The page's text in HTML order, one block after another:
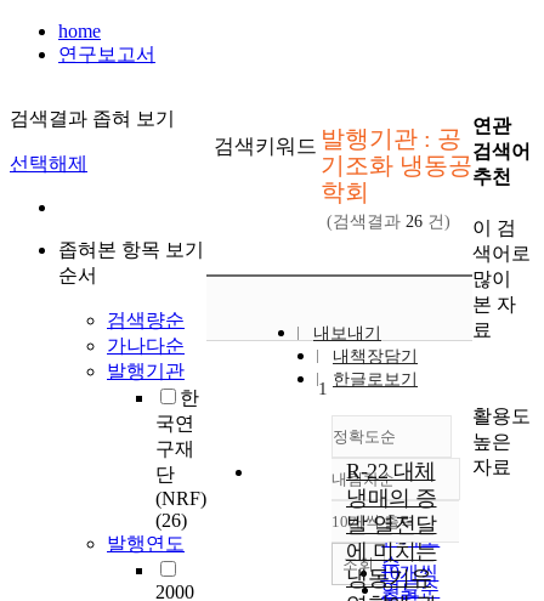
home
연구보고서
검색결과 좁혀 보기
선택해제
좁혀본 항목 보기
순서
검색량순
가나다순
발행기관
한
국연
구재
단
(NRF)
(26)
발행연도
2000
검색키워드 발행기관 : 공
기조화 냉동공
학회
(검색결과 26 건)
내보내기
내책장담기
한글로보기
정확도순
정확도
순
인기도
순
연도순
내림차순
내림차순
10개씩 출력
10개씩
조회
1
R-22 대체
냉매의 증
발 열전달
에 미치는
냉동기유
연관
검색어
추천
이 검
색어로
많이
본 자
료
활용도
높은
자료